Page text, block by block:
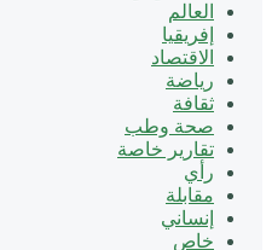
العالم
إفريقيا
الاقتصاد
رياضة
ثقافة
صحة وطب
تقارير خاصة
رأي
مقابلة
إنساني
خاص